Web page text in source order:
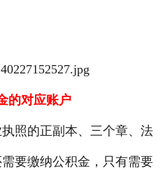
的对应账户
照的正副本、三个章、法
要缴纳公积金，只有需要